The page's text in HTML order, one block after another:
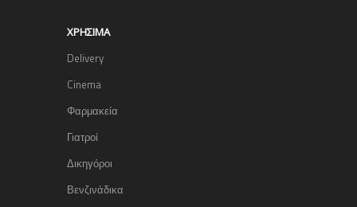
ΧΡΉΣΙΜΑ
Delivery
Cinema
Φαρμακεία
Γιατροί
Δικηγόροι
Βενζινάδικα